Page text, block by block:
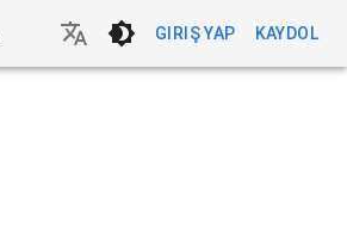
GIRIŞ YAP KAYDOL